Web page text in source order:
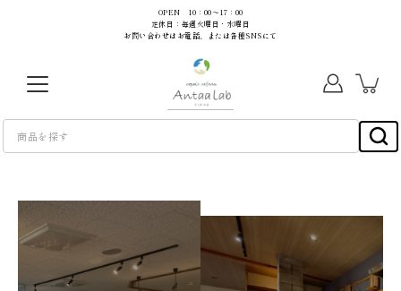
に
キ
OPEN 10：00～17：00
定休日：毎週火曜日・水曜日
お問い合わせはお電話、または各種SNSにて